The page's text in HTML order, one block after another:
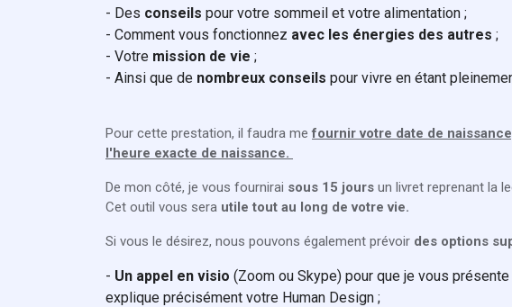
- Des conseils pour votre sommeil et votre alimentation ;
- Comment vous fonctionnez avec les énergies des autres ;
- Votre mission de vie ;
- Ainsi que de nombreux conseils pour vivre en étant
Pour cette prestation, il faudra mefournir votre date de
l'heure exacte de naissance.
De mon côté, je vous fournirai sous 15 jours un livret reprenant la
Cet outil vous sera utile tout au long de votre vie.
Si vous le désirez, nous pouvons également prévoir des options
- Un appel en visio (Zoom ou Skype) pour que je vous
explique précisément votre Human Design ;